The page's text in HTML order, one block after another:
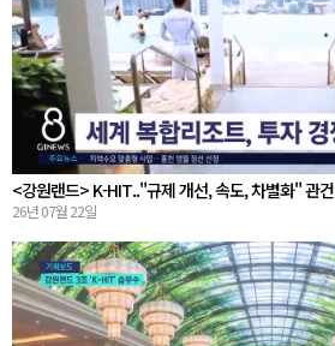
<강원랜드> K-HIT.."규제 개선, 속도, 차별화" 관건
26년 07월 22일